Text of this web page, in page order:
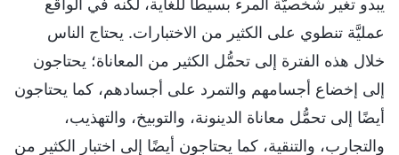
عمليَّة تنطوي على الكثير من الاختبارات. يحتاج الناس
خلال هذه الفترة إلى تحمُّل الكثير من المعاناة؛ يحتاجون
إلى إخضاع أجسامهم والتمرد على أجسادهم، كما يحتاجون
أيضًا إلى تحمُّل معاناة الدينونة، والتوبيخ، والتهذيب،
والتجارب، والتنقية، كما يحتاجون أيضًا إلى اختبار الكثير من